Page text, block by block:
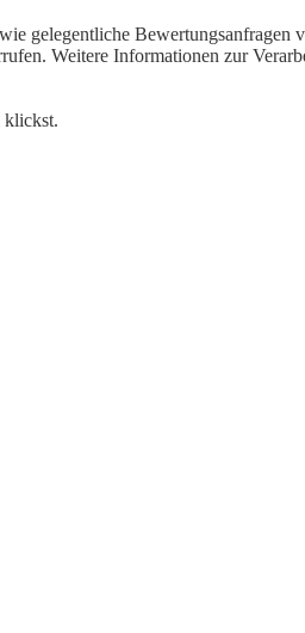
gelegentliche
Weitere Informationen zur
klickst.